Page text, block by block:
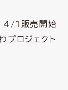
4/1販売開始
ロジェクト